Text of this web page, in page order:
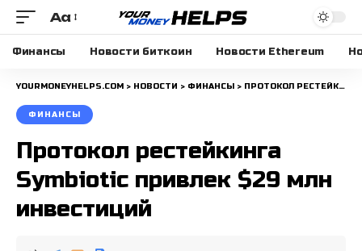
Размера
шрифта
Aa
Финансы Новости биткоин Новости Ethereum
YOURMONEYHELPS.COM > НОВОСТИ > ФИНАНСЫ > ПРОТОКОЛ РЕСТЕЙКИНГА SYMBIOTIC ПРИВЛЕК $29 МЛН ИНВЕСТИЦИЙ
ФИНАНСЫ
Протокол рестейкинга
Symbiotic привлек $29 млн
инвестиций